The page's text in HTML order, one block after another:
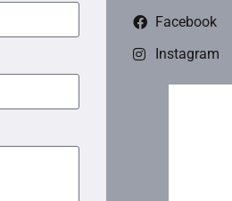
Facebook
Instagram